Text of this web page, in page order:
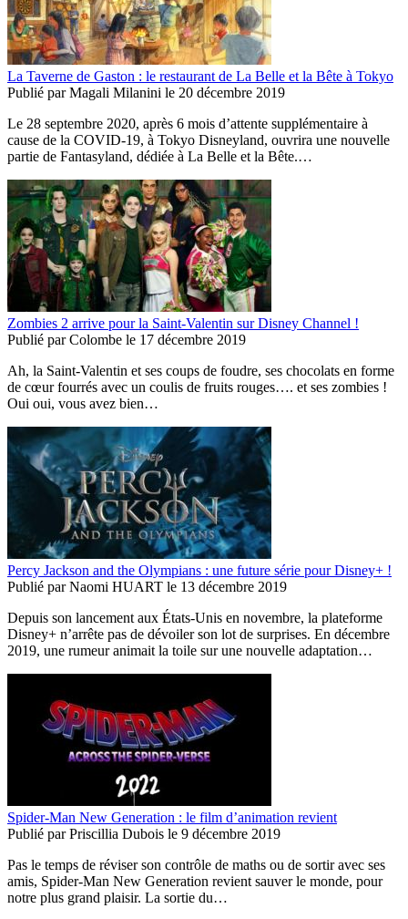
La Taverne de Gaston : le restaurant de La Belle et la Bête à Tokyo
Publié parMagali Milanini le 20 décembre 2019
Le 28 septembre 2020, après 6 mois d’attente supplémentaire à
cause de la COVID-19, à Tokyo Disneyland, ouvrira une nouvelle
partie de Fantasyland, dédiée à La Belle et la Bête.…
Zombies 2 arrive pour la Saint-Valentin sur Disney Channel !
Publié parColombe le 17 décembre 2019
Ah, la Saint-Valentin et ses coups de foudre, ses chocolats en forme
de cœur fourrés avec un coulis de fruits rouges…. et ses zombies !
Oui oui, vous avez bien…
Percy Jackson and the Olympians : une future série pour Disney+ !
Publié parNaomi HUART le 13 décembre 2019
Depuis son lancement aux États-Unis en novembre, la plateforme
Disney+ n’arrête pas de dévoiler son lot de surprises. En décembre
2019, une rumeur animait la toile sur une nouvelle adaptation…
Spider-Man New Generation : le film d’animation revient
Publié parPriscillia Dubois le 9 décembre 2019
Pas le temps de réviser son contrôle de maths ou de sortir avec ses
amis, Spider-Man New Generation revient sauver le monde, pour
notre plus grand plaisir. La sortie du…